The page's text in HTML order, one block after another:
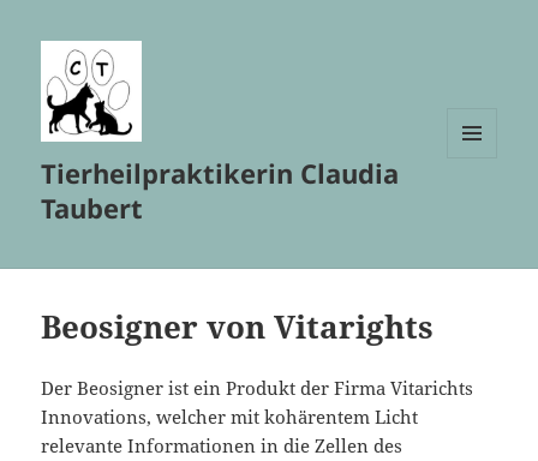
Tierheilpraktikerin Claudia
Taubert
Beosigner von Vitarights
Der Beosigner ist ein Produkt der Firma Vitarichts
Innovations, welcher mit kohärentem Licht
relevante Informationen in die Zellen des